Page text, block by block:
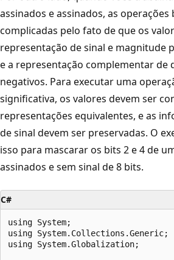
assinados e assinados, as operações
complicadas pelo fato de que os
representação de sinal e magnitude
e a representação complementar de
negativos. Para executar uma
significativa, os valores devem ser
representações equivalentes, e as
de sinal devem ser preservadas. O
isso para mascarar os bits 2 e 4 de
assinados e sem sinal de 8 bits.
C#
using System;
using System.Collections.Generic;
using System.Globalization;